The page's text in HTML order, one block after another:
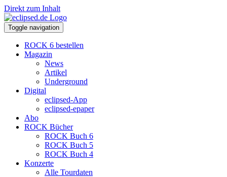
Direkt zum Inhalt
Toggle navigation
ROCK 6 bestellen
Magazin
News
Artikel
Underground
Digital
eclipsed-App
eclipsed-epaper
Abo
ROCK Bücher
ROCK Buch 6
ROCK Buch 5
ROCK Buch 4
Konzerte
Alle Tourdaten